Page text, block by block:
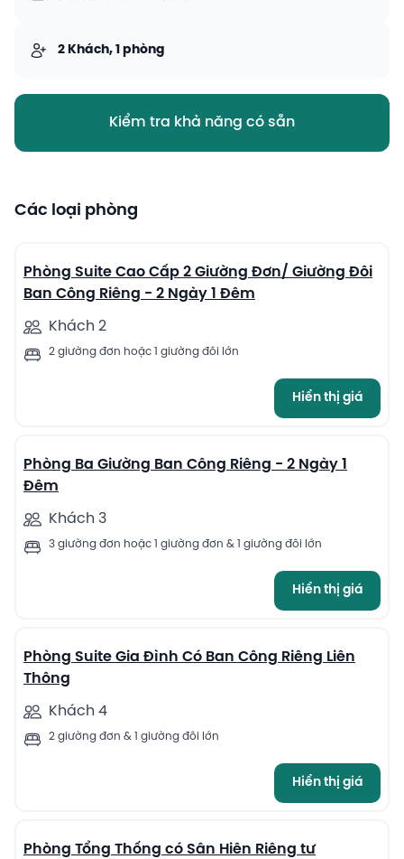
2 Khách, 1 phòng
Kiểm tra khả năng có sẵn
Các loại phòng
Phòng Suite Cao Cấp 2 Giường Đơn/ Giường Đôi
Ban Công Riêng - 2 Ngày 1 Đêm
Khách 2
2 giường đơn hoặc 1 giường đôi lớn
Hiển thị giá
13
Phòng Ba Giường Ban Công Riêng - 2 Ngày 1
Đêm
Khách 3
3 giường đơn hoặc 1 giường đơn & 1 giường đôi lớn
Hiển thị giá
8
Phòng Suite Gia Đình Có Ban Công Riêng Liên
Thông
Khách 4
2 giường đơn & 1 giường đôi lớn
Hiển thị giá
11
Phòng Tổng Thống có Sân Hiên Riêng tư